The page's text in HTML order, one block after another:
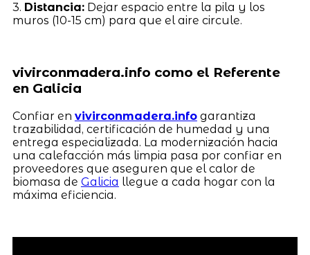
3. Distancia:Dejar espacio entre la pila y los
muros (10-15 cm) para que el aire circule.
vivirconmadera.info como el Referente
en Galicia
Confiar en vivirconmadera.infogarantiza
trazabilidad, certificación de humedad y una
entrega especializada. La modernización hacia
una calefacción más limpia pasa por confiar en
proveedores que aseguren que el calor de
biomasa de Galicia llegue a cada hogar con la
máxima eficiencia.